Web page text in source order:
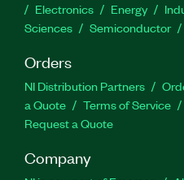
Electronics
Energy
Sciences
Semiconductor
Orders
NI Distribution Partners
a Quote
Terms of Service
Request a Quote
Company